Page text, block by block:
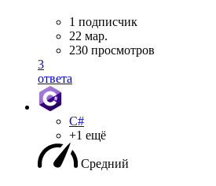
1 подписчик
22 мар.
230 просмотров
3
ответа
C#
+1 ещё
Средний